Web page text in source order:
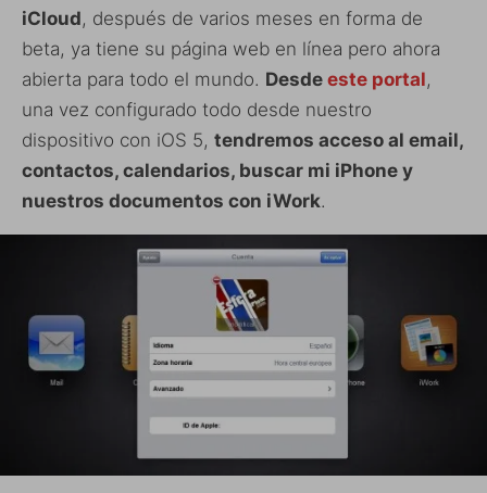
iCloud, después de varios meses en forma de
beta, ya tiene su página web en línea pero ahora
abierta para todo el mundo. Desde este portal,
una vez configurado todo desde nuestro
dispositivo con iOS 5, tendremos acceso al email,
contactos, calendarios, buscar mi iPhone y
nuestros documentos con iWork.